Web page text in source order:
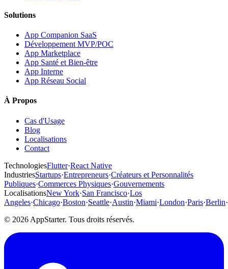
Solutions
App Companion SaaS
Développement MVP/POC
App Marketplace
App Santé et Bien-être
App Interne
App Réseau Social
À Propos
Cas d'Usage
Blog
Localisations
Contact
TechnologiesFlutter·React Native
IndustriesStartups·Entrepreneurs·Créateurs et Personnalités
Publiques·Commerces Physiques·Gouvernements
LocalisationsNew York·San Francisco·Los
Angeles·Chicago·Boston·Seattle·Austin·Miami·London·Paris·Berlin·
© 2026 AppStarter. Tous droits réservés.